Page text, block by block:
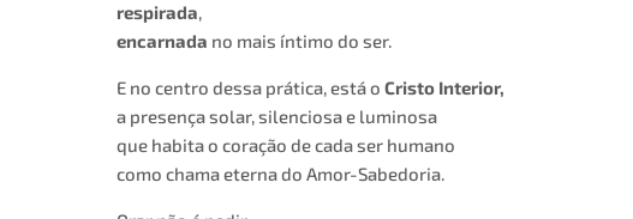
respirada,
encarnada no mais íntimo do ser.
E no centro dessa prática, está o Cristo Interior,
a presença solar, silenciosa e luminosa
que habita o coração de cada ser humano
como chama eterna do Amor-Sabedoria.